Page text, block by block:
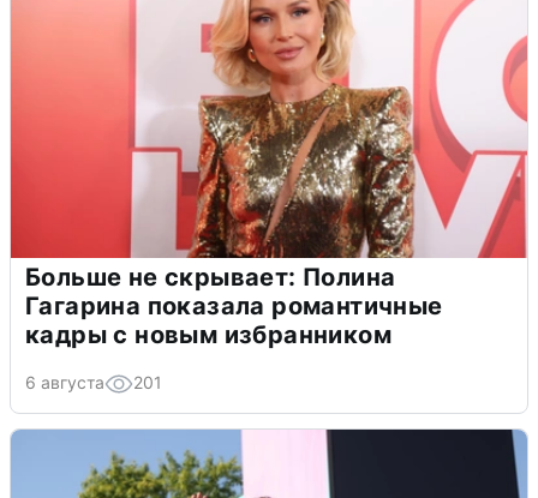
Больше не скрывает: Полина
Гагарина показала романтичные
кадры с новым избранником
6 августа 201